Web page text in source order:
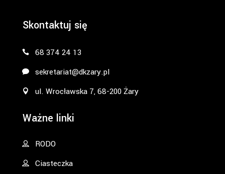
Skontaktuj się
68 374 24 13
sekretariat@dkzary.pl
ul. Wrocławska 7, 68-200 Żary
Ważne linki
RODO
Ciasteczka